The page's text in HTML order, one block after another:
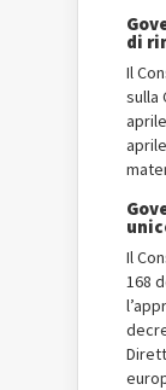
di
Il
sulla
Il
168